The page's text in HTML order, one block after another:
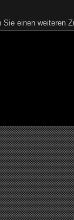
Sie einen weiteren